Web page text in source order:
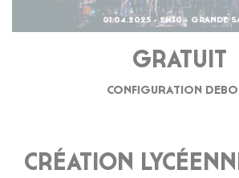
01.04.2025 - 2H30 - GRANDE
GRATUIT
CONFIGURATION
CRÉATION